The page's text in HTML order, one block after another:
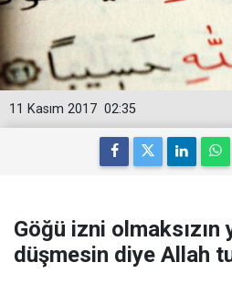
02:35
11 Kasım 2017
Göğü izni olmaksızın
düşmesin diye Allah